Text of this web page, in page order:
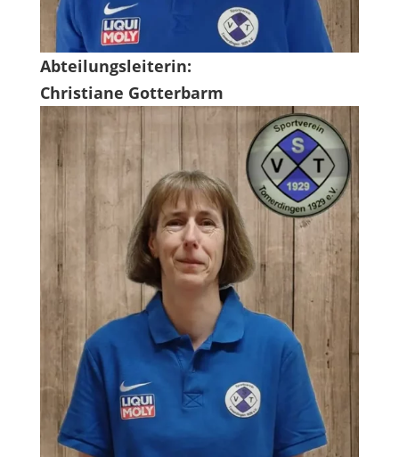
Abteilungsleiterin:
Christiane Gotterbarm